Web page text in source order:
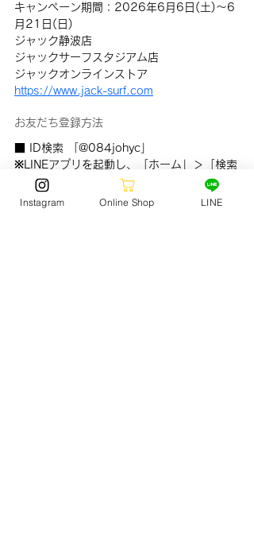
キャンペーン期間：2026年6月6日(土)〜6
月21日(日)
ジャック静波店
ジャックサーフスタジアム店
ジャックオンラインストア
https://www.jack-surf.com
お友だち登録方法
■ ID検索 「@084johyc」
※LINEアプリを起動し、「ホーム」＞「検索
タブ」＞「@084johyc」を入力、検索して
追加できます。
Instagram Online Shop LINE